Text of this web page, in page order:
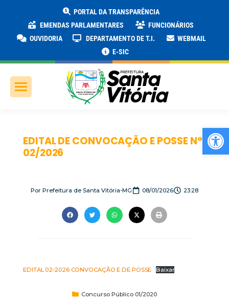
PORTAL DA TRANSPARÊNCIA
EMENDAS PARLAMENTARES
FUNCIONÁRIOS
OUVIDORIA
DEPARTAMENTO DE T.I.
WEBMAIL
E-SIC
EDITAL DE CONVOCAÇÃO E POSSE N°
02/2026
Por Prefeitura de Santa Vitória-MG 08/01/2026 23:28
EDITAL 02-2026 CONVOCAÇÃO E DE POSSE Baixar
Concurso Público 01/2020